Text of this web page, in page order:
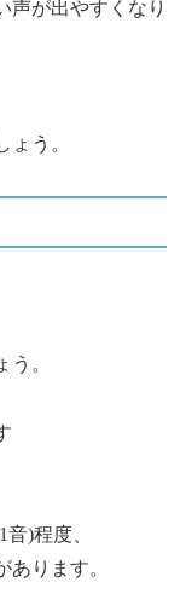
声が出やすくなり
う。
。
)程度、
ります。